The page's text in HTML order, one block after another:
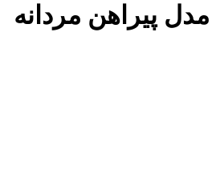
مدل پیراهن مردانه